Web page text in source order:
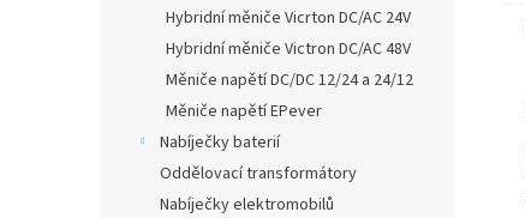
Hybridní měniče Vicrton DC/AC 24V
Hybridní měniče Victron DC/AC 48V
Měniče napětí DC/DC 12/24 a 24/12
Měniče napětí EPever
Nabíječky baterií
Oddělovací transformátory
Nabíječky elektromobilů